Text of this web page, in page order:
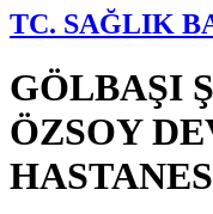
TC. SAĞLIK
GÖLBAŞI
ÖZSOY